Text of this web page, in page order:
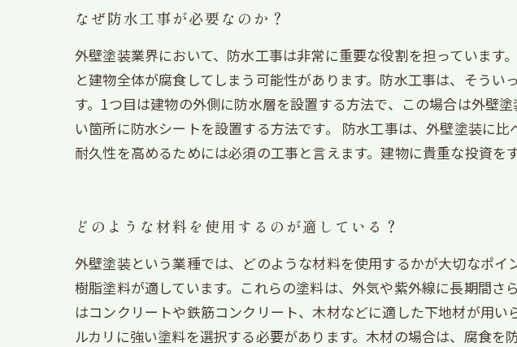
なぜ防水工事が必要なのか？
外壁塗装業界において、防水工事は非常に重要な役割を担っていま
と建物全体が腐食してしまう可能性があります。防水工事は、そう
す。1つ目は建物の外側に防水層を設置する方法で、この場合は外壁
い箇所に防水シートを設置する方法です。 防水工事は、外壁塗装に
耐久性を高めるためには必須の工事と言えます。建物に貴重な投資を
どのような材料を使用するのが適している？
外壁塗装という業種では、どのような材料を使用するかが大切なポ
樹脂塗料が適しています。これらの塗料は、外気や紫外線に長期間
はコンクリートや鉄筋コンクリート、木材などに適した下地材が用
ルカリに強い塗料を選択する必要があります。木材の場合は、腐食